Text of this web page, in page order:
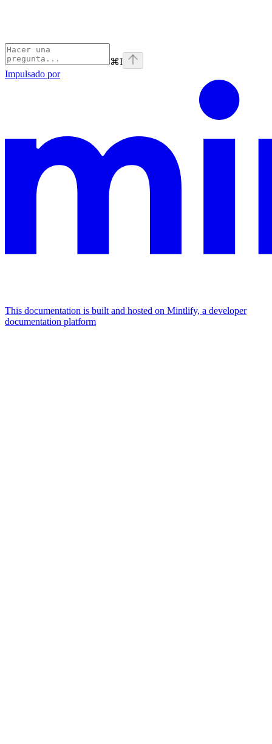
⌘I
Impulsado por
This documentation is built and hosted on Mintlify, a developer
documentation platform